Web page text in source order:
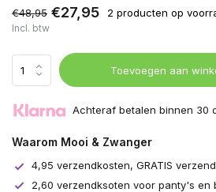
€48,95 €27,95 2 producten op
Incl. btw
Toevoegen aan
Achteraf betalen binnen 30
Waarom Mooi & Zwanger
4,95 verzendkosten, GRATIS
2,60 verzendksoten voor panty's en